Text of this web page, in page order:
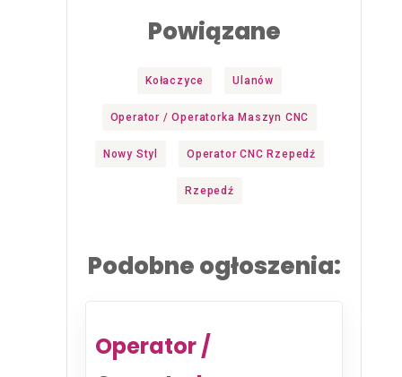
Powiązane
Kołaczyce Ulanów
Operator / Operatorka Maszyn CNC
Nowy Styl Operator CNC Rzepedź
Rzepedź
Podobne ogłoszenia:
Operator /